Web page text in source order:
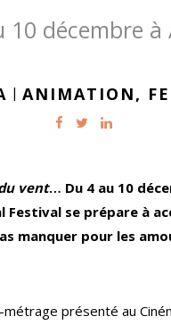
10 décembre à
| ANIMATION,
vent… Du 4 au 10
Festival se prépare à
manquer pour les
métrage présenté au